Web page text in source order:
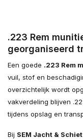
.223 Rem
georganiseerd
Een goede .223 Rem
vuil, stof en
overzichtelijk wordt
vakverdeling blijven
tijdens opslag en
Bij SEM Jacht &